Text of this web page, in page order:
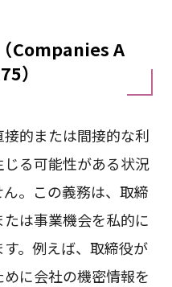
Companies A
）
的または間接的な利
る可能性がある状況
。この義務は、取締
は事業機会を私的に
。例えば、取締役が
に会社の機密情報を